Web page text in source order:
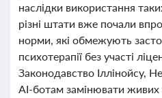
наслідки використання
різні штати вже почали
норми, які обмежують
психотерапії без участі
Законодавство Іллінойсу,
AI-ботам замінювати живих